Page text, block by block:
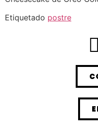
Etiquetado postre